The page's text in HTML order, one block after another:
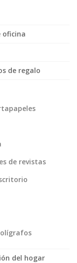
oficina
de regalo
de revistas
del hogar